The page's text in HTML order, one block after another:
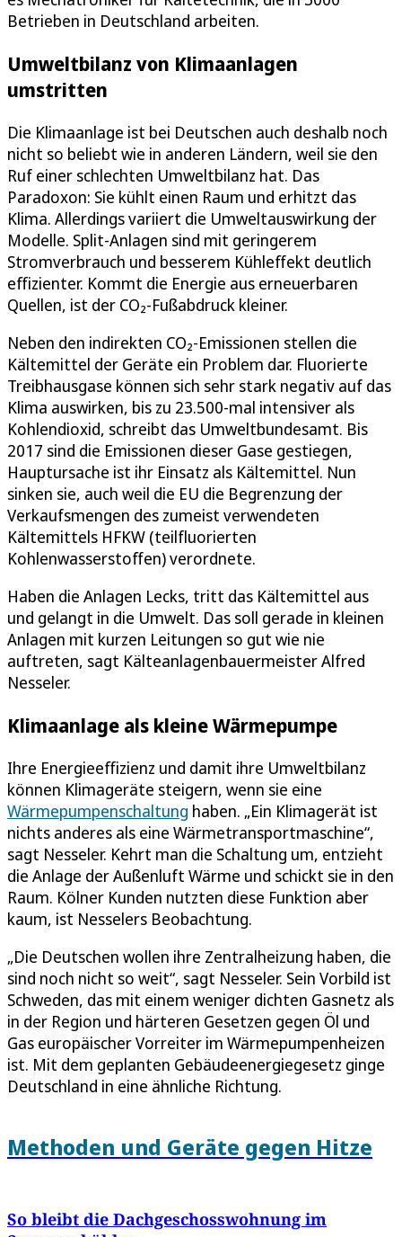
Betrieben in Deutschland arbeiten.
Umweltbilanz von Klimaanlagen
umstritten
Die Klimaanlage ist bei Deutschen auch deshalb noch
nicht so beliebt wie in anderen Ländern, weil sie den
Ruf einer schlechten Umweltbilanz hat. Das
Paradoxon: Sie kühlt einen Raum und erhitzt das
Klima. Allerdings variiert die Umweltauswirkung der
Modelle. Split-Anlagen sind mit geringerem
Stromverbrauch und besserem Kühleffekt deutlich
effizienter. Kommt die Energie aus erneuerbaren
Quellen, ist der CO₂-Fußabdruck kleiner.
Neben den indirekten CO₂-Emissionen stellen die
Kältemittel der Geräte ein Problem dar. Fluorierte
Treibhausgase können sich sehr stark negativ auf das
Klima auswirken, bis zu 23.500-mal intensiver als
Kohlendioxid, schreibt das Umweltbundesamt. Bis
2017 sind die Emissionen dieser Gase gestiegen,
Hauptursache ist ihr Einsatz als Kältemittel. Nun
sinken sie, auch weil die EU die Begrenzung der
Verkaufsmengen des zumeist verwendeten
Kältemittels HFKW (teilfluorierten
Kohlenwasserstoffen) verordnete.
Haben die Anlagen Lecks, tritt das Kältemittel aus
und gelangt in die Umwelt. Das soll gerade in kleinen
Anlagen mit kurzen Leitungen so gut wie nie
auftreten, sagt Kälteanlagenbauermeister Alfred
Nesseler.
Klimaanlage als kleine Wärmepumpe
Ihre Energieeffizienz und damit ihre Umweltbilanz
können Klimageräte steigern, wenn sie eine
Wärmepumpenschaltung haben. „Ein Klimagerät ist
nichts anderes als eine Wärmetransportmaschine“,
sagt Nesseler. Kehrt man die Schaltung um, entzieht
die Anlage der Außenluft Wärme und schickt sie in den
Raum. Kölner Kunden nutzten diese Funktion aber
kaum, ist Nesselers Beobachtung.
„Die Deutschen wollen ihre Zentralheizung haben, die
sind noch nicht so weit“, sagt Nesseler. Sein Vorbild ist
Schweden, das mit einem weniger dichten Gasnetz als
in der Region und härteren Gesetzen gegen Öl und
Gas europäischer Vorreiter im Wärmepumpenheizen
ist. Mit dem geplanten Gebäudeenergiegesetz ginge
Deutschland in eine ähnliche Richtung.
Methoden und Geräte gegen Hitze
So bleibt die Dachgeschosswohnung im